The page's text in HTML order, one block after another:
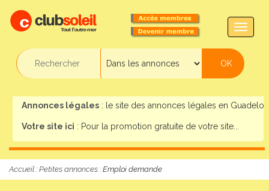
Annonces légales : le site des annonces légales en
Votre site ici : Pour la promotion gratuite de votre site...
Accueil : Petites annonces : Emploi demande